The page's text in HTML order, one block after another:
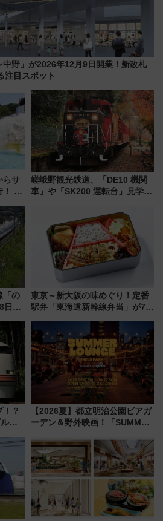
野」が2026年12月9日開業！新改札
注目スポット
らサ
！ お
年
嵯峨野観光鉄道、「DE10 機関
車」や「SK200 運転台」見学ツ
トの一環で激レア体験できちゃ
うかも 参加方法やスケジュール
をご紹介
「の
日午
混
ツ
東京～新大阪の味めぐり！定番
駅弁「東海道新幹線弁当」が7月
？
ー
運転
【2026夏】都立明治公園ビアガ
ーデン＆野外映画！「SUMMER
ケジュール 夜風とビール、映画
を満喫！